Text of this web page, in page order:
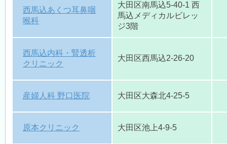
西馬込あくつ耳鼻咽
喉科
大田区南馬込5-40-1 西
馬込メディカルビレッ
ジ3階
西馬込内科・腎透析
クリニック
大田区西馬込2-26-20
産婦人科 野口医院 大田区大森北4-25-5
原本クリニック 大田区池上4-9-5